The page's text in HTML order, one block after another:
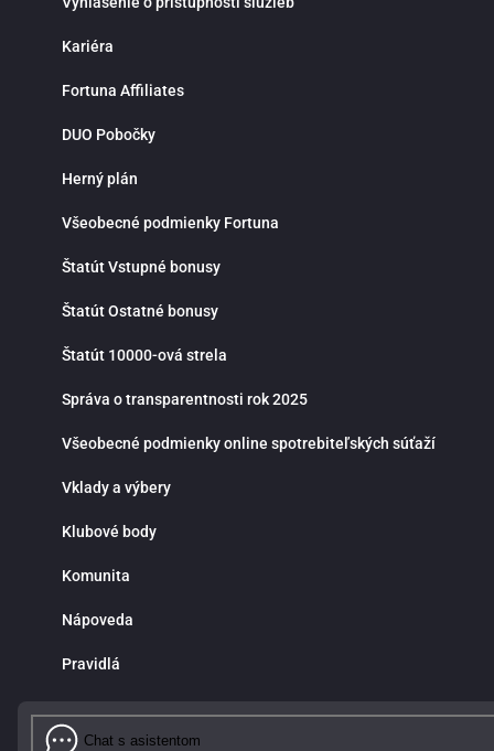
podpora prostredníctvom live chatu, ktorá ti rada pomôže rýchlo a
bohatou ponukou športových stávok, kvalitnými kurzmi a modernými
jednom mieste.
Kariéra
Fortuna Affiliates
DUO Pobočky
Herný plán
Všeobecné podmienky Fortuna
Štatút Vstupné bonusy
Štatút Ostatné bonusy
Štatút 10000-ová strela
Správa o transparentnosti rok 2025
Všeobecné podmienky online spotrebiteľských súťaží
Vklady a výbery
Klubové body
Komunita
Nápoveda
Pravidlá
Chat s asistentom